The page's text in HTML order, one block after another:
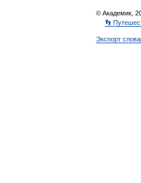
© Академик,
👣
Экспорт